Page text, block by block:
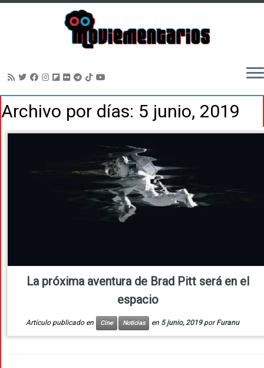
al
Archivo por días: 5 junio, 2019
La próxima aventura de Brad Pitt será en el
espacio
Artículo publicado en Cine Noticias en 5 junio, 2019 porFuranu